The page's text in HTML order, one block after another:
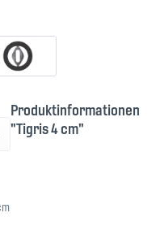
Produktinformationen
"Tigris 4 cm"